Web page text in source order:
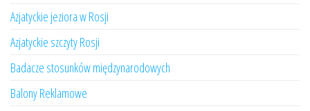
Azjatyckie jeziora w Rosji
Azjatyckie szczyty Rosji
Badacze stosunków międzynarodowych
Balony Reklamowe